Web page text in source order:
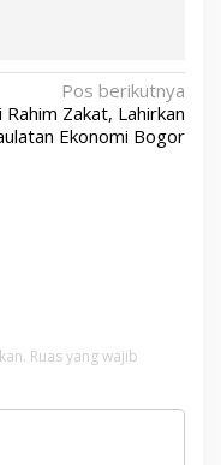
Pos berikutnya
Rahim Zakat, Lahirkan
Ekonomi Bogor
Ruas yang wajib